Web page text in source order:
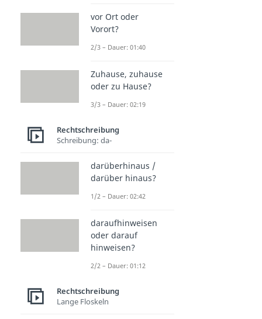
vor Ort oder
Vorort?
2/3 – Dauer: 01:40
Zuhause, zuhause
oder zu Hause?
3/3 – Dauer: 02:19
Rechtschreibung
Schreibung: da-
darüberhinaus /
darüber hinaus?
1/2 – Dauer: 02:42
daraufhinweisen
oder darauf
hinweisen?
2/2 – Dauer: 01:12
Rechtschreibung
Lange Floskeln